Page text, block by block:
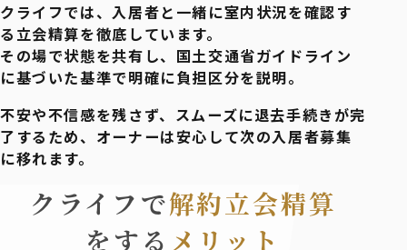
クライフでは、入居者と一緒に室内状況を確認す
る立会精算を徹底しています。
その場で状態を共有し、国土交通省ガイドライン
に基づいた基準で明確に負担区分を説明。
不安や不信感を残さず、スムーズに退去手続きが完
了するため、オーナーは安心して次の入居者募集
に移れます。
クライフで解約立会精算
をする メリット